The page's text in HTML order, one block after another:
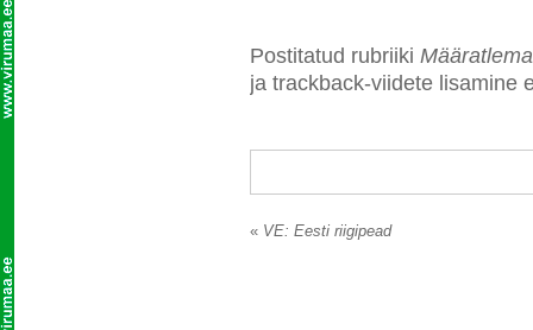
Postitatud rubriiki
ja trackback-viidete lisamine
« VE: Eesti riigipead